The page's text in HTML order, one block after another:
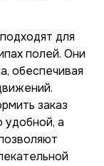
для
полей. Они
обеспечивая
заказ
удобной, а